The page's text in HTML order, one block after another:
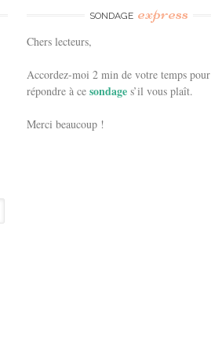
SONDAGE express
Chers lecteurs,
Accordez-moi 2 min de votre temps pour
répondre à cesondages’il vous plaît.
Merci beaucoup !